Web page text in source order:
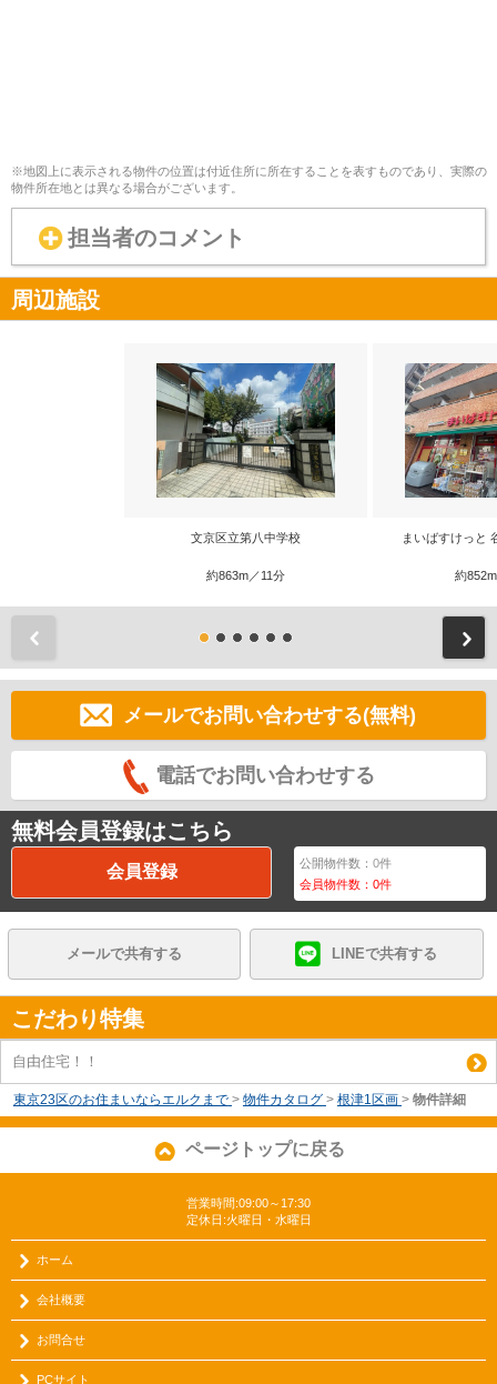
※地図上に表示される物件の位置は付近住所に所在することを表すものであり、実際の
物件所在地とは異なる場合がございます。
担当者のコメント
周辺施設
文京区立第八中学校
約863m／11分
まいばすけっと
約
メールでお問い合わせする(無料)
電話でお問い合わせする
無料会員登録はこちら
会員登録 公開物件数：0件
会員物件数：0件
メールで共有する LINEで共有する
こだわり特集
自由住宅！！
東京23区のお住まいならエルクまで > 物件カタログ > 根津1区画 > 物件詳細
ページトップに戻る
営業時間:09:00～17:30
定休日:火曜日・水曜日
ホーム
会社概要
お問合せ
PCサイト